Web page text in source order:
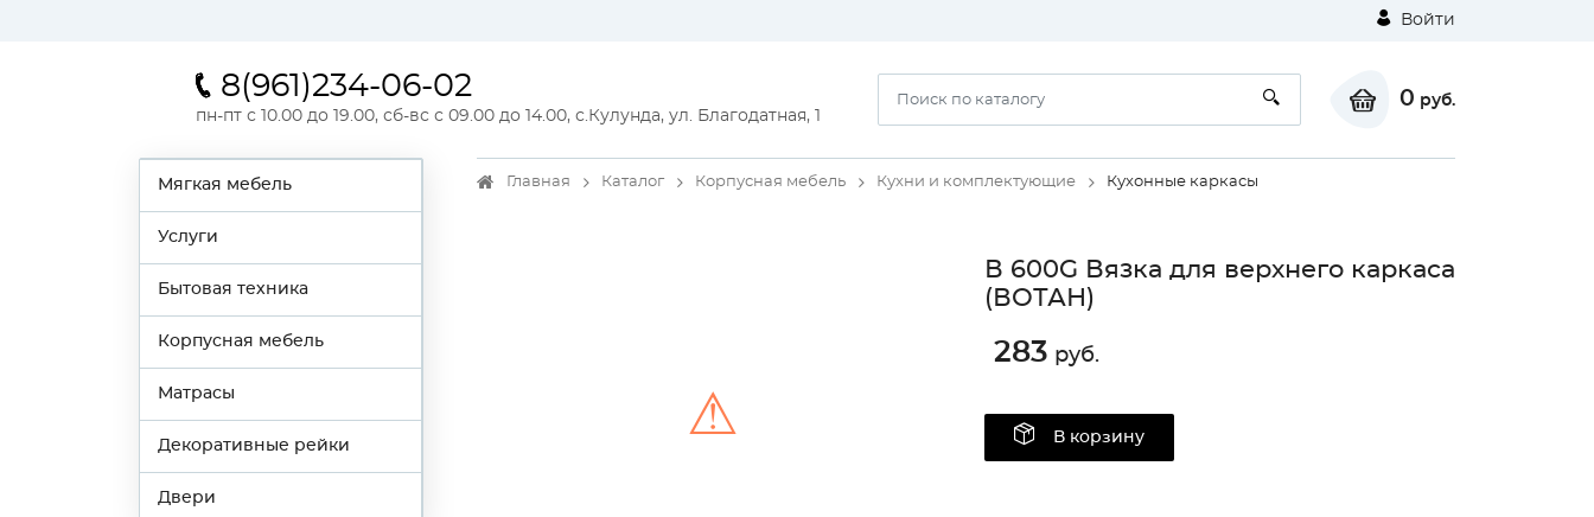
Войти
8(961)234-06-02
пн-пт с 10.00 до 19.00, сб-вс с 09.00 до 14.00, с.Кулунда, ул. Благодатная, 1
0 руб.
Мягкая мебель
Услуги
Бытовая техника
Корпусная мебель
Матрасы
Декоративные рейки
Двери
Главная Каталог Корпусная мебель Кухни и комплектующие Кухонные каркасы
⚠
В 600G Вязка для верхнего каркаса
(ВОТАН)
283 руб.
В корзину